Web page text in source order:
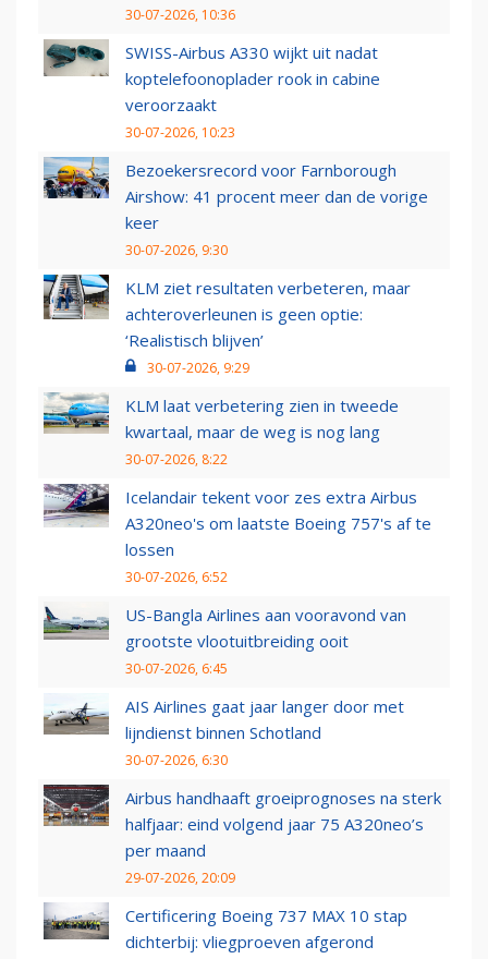
30-07-2026, 10:36
SWISS-Airbus A330 wijkt uit nadat
koptelefoonoplader rook in cabine
veroorzaakt
30-07-2026, 10:23
Bezoekersrecord voor Farnborough
Airshow: 41 procent meer dan de vorige
keer
30-07-2026, 9:30
KLM ziet resultaten verbeteren, maar
achteroverleunen is geen optie:
‘Realistisch blijven’
30-07-2026, 9:29
KLM laat verbetering zien in tweede
kwartaal, maar de weg is nog lang
30-07-2026, 8:22
Icelandair tekent voor zes extra Airbus
A320neo's om laatste Boeing 757's af te
lossen
30-07-2026, 6:52
US-Bangla Airlines aan vooravond van
grootste vlootuitbreiding ooit
30-07-2026, 6:45
AIS Airlines gaat jaar langer door met
lijndienst binnen Schotland
30-07-2026, 6:30
Airbus handhaaft groeiprognoses na sterk
halfjaar: eind volgend jaar 75 A320neo’s
per maand
29-07-2026, 20:09
Certificering Boeing 737 MAX 10 stap
dichterbij: vliegproeven afgerond